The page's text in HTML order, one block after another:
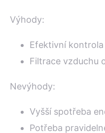
Výhody:
Efektivní
Filtrace vzduchu
Nevýhody:
Vyšší spotřeba
Potřeba